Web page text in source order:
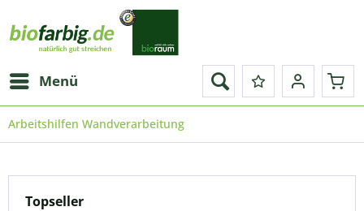
Menü
Arbeitshilfen Wandverarbeitung
Topseller